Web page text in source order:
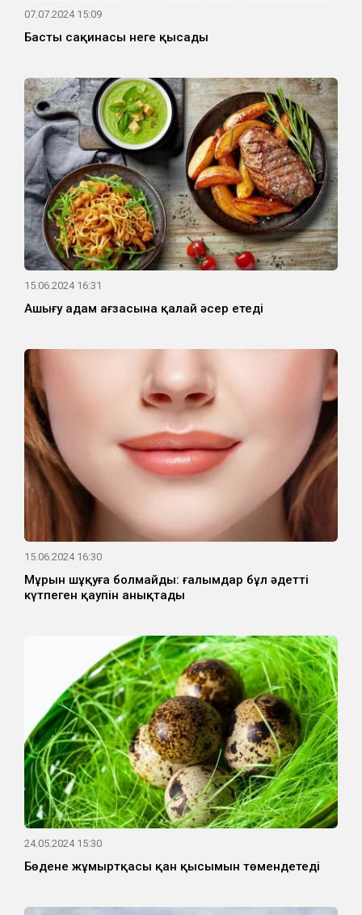
07.07.2024 15:09
Бастың сақинасы неге қысады
15.06.2024 16:31
Ашығу адам ағзасына қалай әсер етеді
15.06.2024 16:30
Мұрын шұқуға болмайды: ғалымдар бұл әдеттің
күтпеген қаупін анықтады
24.05.2024 15:30
Бөдене жұмыртқасы қан қысымын төмендетеді